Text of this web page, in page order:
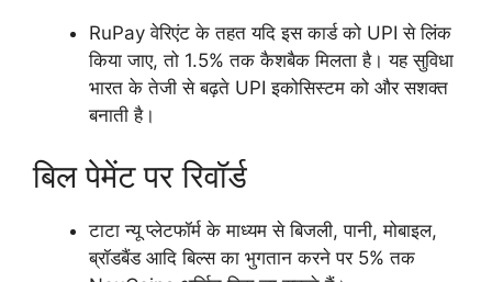
RuPay वेरिएंट के तहत यदि इस कार्ड को UPI से लिंक
किया जाए, तो 1.5% तक कैशबैक मिलता है। यह सुविधा
भारत के तेजी से बढ़ते UPI इकोसिस्टम को और सशक्त
बनाती है।
बिल पेमेंट पर रिवॉर्ड
टाटा न्यू प्लेटफॉर्म के माध्यम से बिजली, पानी, मोबाइल,
ब्रॉडबैंड आदि बिल्स का भुगतान करने पर 5% तक